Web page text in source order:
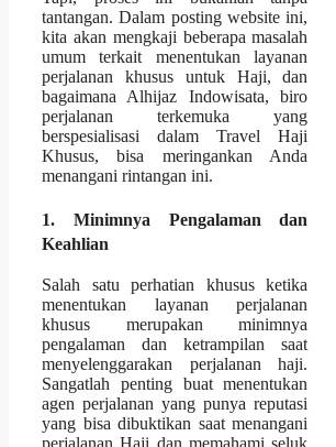
tantangan. Dalam posting website ini,
kita akan mengkaji beberapa masalah
umum terkait menentukan layanan
perjalanan khusus untuk Haji, dan
bagaimana Alhijaz Indowisata, biro
perjalanan terkemuka yang
berspesialisasi dalam Travel Haji
Khusus, bisa meringankan Anda
menangani rintangan ini.
1. Minimnya Pengalaman dan
Keahlian
Salah satu perhatian khusus ketika
menentukan layanan perjalanan
khusus merupakan minimnya
pengalaman dan ketrampilan saat
menyelenggarakan perjalanan haji.
Sangatlah penting buat menentukan
agen perjalanan yang punya reputasi
yang bisa dibuktikan saat menangani